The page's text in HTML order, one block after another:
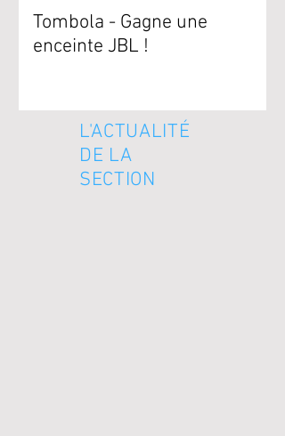
Tombola - Gagne une
enceinte JBL !
L'ACTUALITÉ
DE LA
SECTION